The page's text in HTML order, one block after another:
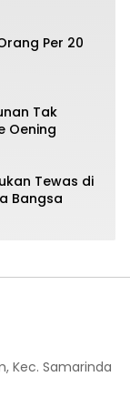
Per 20
Tak
Oening
Tewas di
Bangsa
Kec. Samarinda